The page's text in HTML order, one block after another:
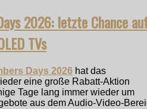
2026: letzte Chance
TVs
Days 2026 hat das
eine große Rabatt-Aktion
Tage lang immer wieder um
aus dem Audio-Video-